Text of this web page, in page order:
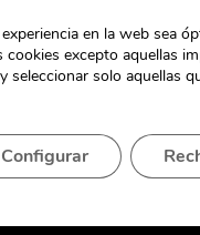
paredespodrá realizar
a la pared,
en la web sea
excepto aquellas
seleccionar solo aquellas
Configurar